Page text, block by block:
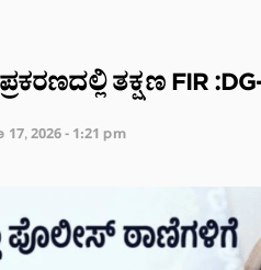
ತಕ್ಷಣ FIR
2026 - 1:21 pm